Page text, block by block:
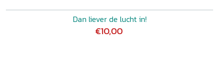
Dan liever de lucht in!
€10,00